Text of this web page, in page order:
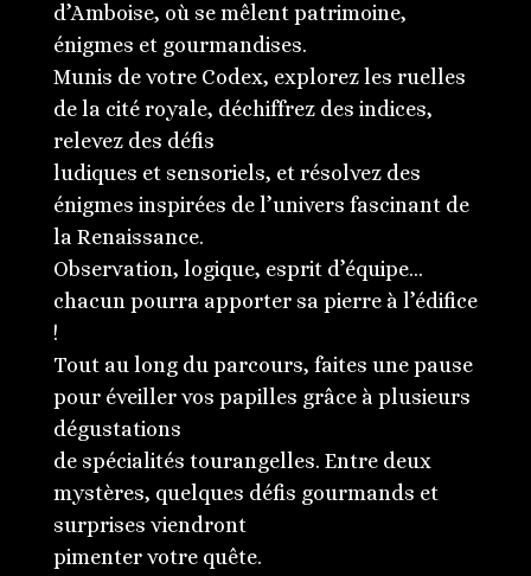
d’Amboise, où se mêlent patrimoine,
énigmes et gourmandises.
Munis de votre Codex, explorez les ruelles
de la cité royale, déchiffrez des indices,
relevez des défis
ludiques et sensoriels, et résolvez des
énigmes inspirées de l’univers fascinant de
la Renaissance.
Observation, logique, esprit d’équipe…
chacun pourra apporter sa pierre à l’édifice
!
Tout au long du parcours, faites une pause
pour éveiller vos papilles grâce à plusieurs
dégustations
de spécialités tourangelles. Entre deux
mystères, quelques défis gourmands et
surprises viendront
pimenter votre quête.